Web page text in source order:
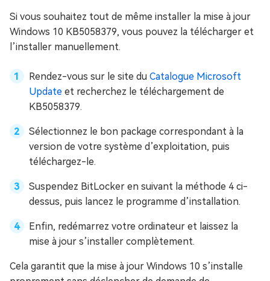
Si vous souhaitez tout de même installer la mise à jour
Windows 10 KB5058379, vous pouvez la télécharger et
l’installer manuellement.
Rendez-vous sur le site du Catalogue Microsoft
Update et recherchez le téléchargement de
KB5058379.
Sélectionnez le bon package correspondant à la
version de votre système d’exploitation, puis
téléchargez-le.
Suspendez BitLocker en suivant la méthode 4 ci-
dessus, puis lancez le programme d’installation.
Enfin, redémarrez votre ordinateur et laissez la
mise à jour s’installer complètement.
Cela garantit que la mise à jour Windows 10 s’installe